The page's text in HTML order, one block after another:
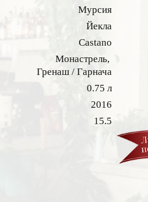
Мурсия
Йекла
Castano
Монастрель,
Гренаш / Гарнача
0.75 л
2016
15.5